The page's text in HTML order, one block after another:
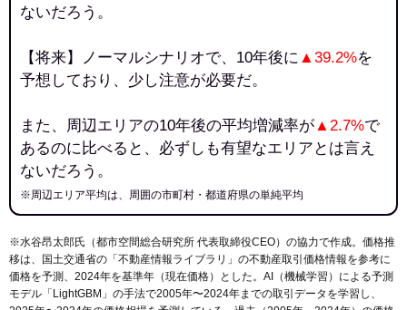
ないだろう。
【将来】ノーマルシナリオで、10年後に ▲39.2%を
予想しており、少し注意が必要だ。
また、周辺エリアの10年後の平均増減率が▲2.7%で
あるのに比べると、必ずしも有望なエリアとは言え
ないだろう。
※周辺エリア平均は、周囲の市町村・都道府県の単純平均
※水谷昂太郎氏（都市空間総合研究所 代表取締役CEO）の協力で作成。価格推
移は、国土交通省の「 不動産情報ライブラリ 」の不動産取引価格情報を参考に
価格を予測、2024年を基準年（現在価格）とした。AI（機械学習）による予測
モデル「LightGBM」の手法で2005年〜2024年までの取引データを学習し、